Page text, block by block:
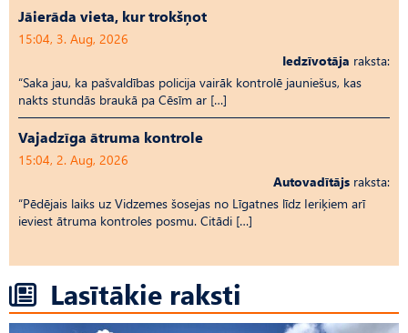
Jāierāda vieta, kur trokšņot
15:04, 3. Aug, 2026
Iedzīvotāja raksta:
“Saka jau, ka pašvaldības policija vairāk kontrolē jauniešus, kas
nakts stundās braukā pa Cēsīm ar […]
Vajadzīga ātruma kontrole
15:04, 2. Aug, 2026
Autovadītājs raksta:
“Pēdējais laiks uz Vid­ze­mes šosejas no Līgatnes līdz Ieriķiem arī
ieviest ātruma kontroles posmu. Citādi […]
Lasītākie raksti